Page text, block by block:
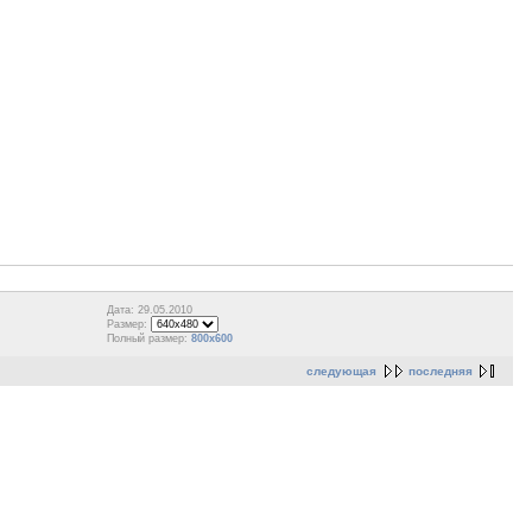
Дата: 29.05.2010
Размер:
Полный размер: 800x600
следующая последняя